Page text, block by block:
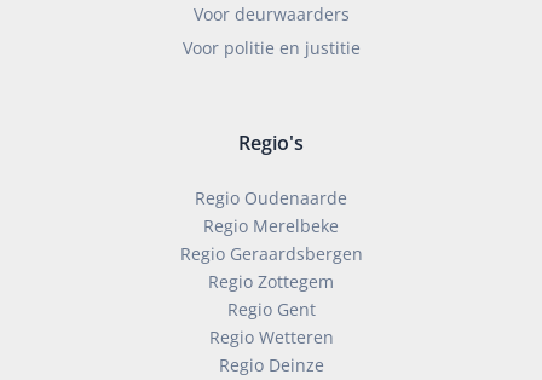
Voor deurwaarders
Voor politie en justitie
Regio's
Regio Oudenaarde
Regio Merelbeke
Regio Geraardsbergen
Regio Zottegem
Regio Gent
Regio Wetteren
Regio Deinze